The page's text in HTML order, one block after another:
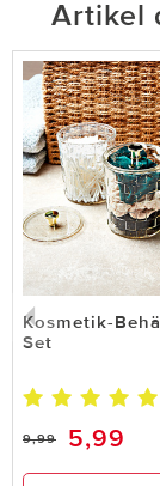
Artikel
Kosmetik-
Set
9,99 5,99